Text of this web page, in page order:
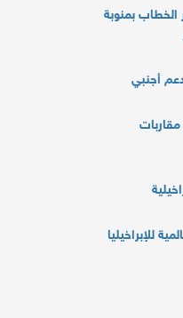
الخطاب بمنوبة
أجنبي
للإبراخيليا